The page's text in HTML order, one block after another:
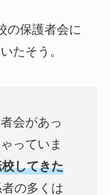
の保護者会に
たそう。
会があっ
っていま
してきた
の多くは